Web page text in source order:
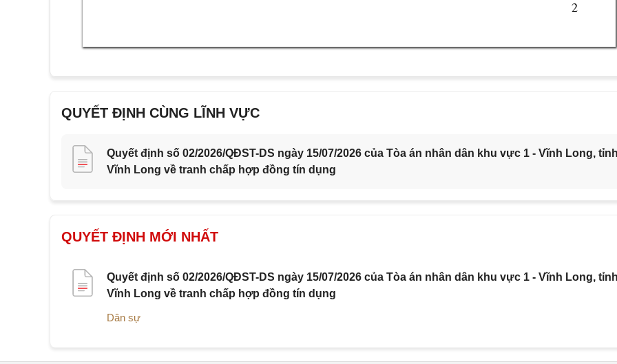
2
QUYẾT ĐỊNH CÙNG LĨNH VỰC
Quyết định số 02/2026/QĐST-DS ngày 15/07/2026 của Tòa án nhân dân khu vực 1 - Vĩnh Long,
Vĩnh Long về tranh chấp hợp đồng tín dụng
QUYẾT ĐỊNH MỚI NHẤT
Quyết định số 02/2026/QĐST-DS ngày 15/07/2026 của Tòa án nhân dân khu vực 1 - Vĩnh Long,
Vĩnh Long về tranh chấp hợp đồng tín dụng
Dân sự